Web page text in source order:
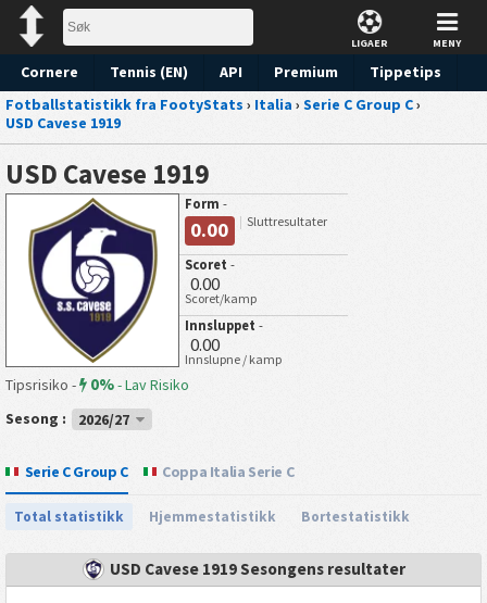
LIGAER MENY
Cornere Tennis (EN) API Premium
Tippetips
Fotballstatistikk fra FootyStats › Italia › Serie C Group C›
USD Cavese 1919
USD Cavese 1919
Form -
0.00 Sluttresultater
Scoret -
0.00
Scoret/kamp
Innsluppet -
0.00
Innslupne / kamp
Tipsrisiko - 0%-Lav Risiko
Sesong :
2026/27
Serie C Group C Coppa Italia Serie C
Total statistikk Hjemmestatistikk Bortestatistikk
USD Cavese 1919 Sesongens resultater